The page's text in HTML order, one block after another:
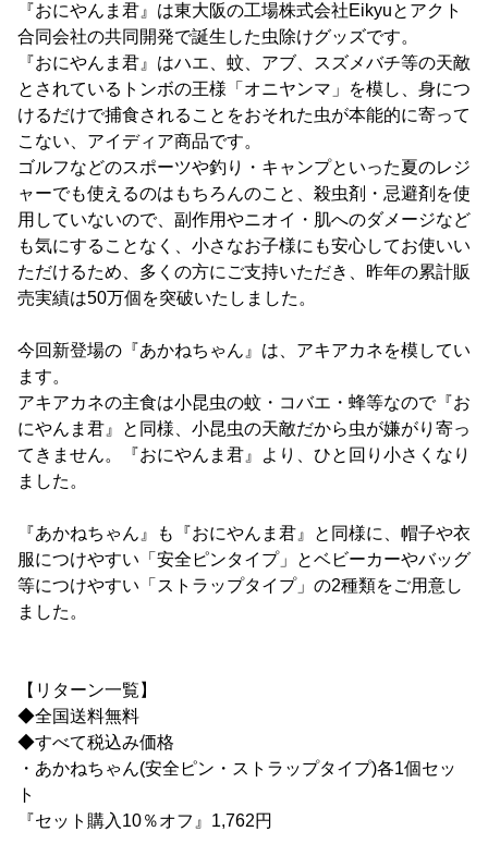
『おにやんま君』は東大阪の工場株式会社Eikyuとアクト
合同会社の共同開発で誕生した虫除けグッズです。
『おにやんま君』はハエ、蚊、アブ、スズメバチ等の天敵
とされているトンボの王様「オニヤンマ」を模し、身につ
けるだけで捕食されることをおそれた虫が本能的に寄って
こない、アイディア商品です。
ゴルフなどのスポーツや釣り・キャンプといった夏のレジ
ャーでも使えるのはもちろんのこと、殺虫剤・忌避剤を使
用していないので、副作用やニオイ・肌へのダメージなど
も気にすることなく、小さなお子様にも安心してお使いい
ただけるため、多くの方にご支持いただき、昨年の累計販
売実績は50万個を突破いたしました。
今回新登場の『あかねちゃん』は、アキアカネを模してい
ます。
アキアカネの主食は小昆虫の蚊・コバエ・蜂等なので『お
にやんま君』と同様、小昆虫の天敵だから虫が嫌がり寄っ
てきません。『おにやんま君』より、ひと回り小さくなり
ました。
『あかねちゃん』も『おにやんま君』と同様に、帽子や衣
服につけやすい「安全ピンタイプ」とベビーカーやバッグ
等につけやすい「ストラップタイプ」の2種類をご用意し
ました。
【リターン一覧】
◆全国送料無料
◆すべて税込み価格
・あかねちゃん(安全ピン・ストラップタイプ)各1個セッ
ト
『セット購入10％オフ』1,762円